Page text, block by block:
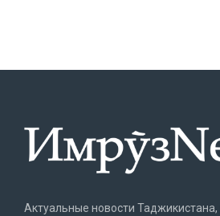
Актуальные новости Таджикистана,